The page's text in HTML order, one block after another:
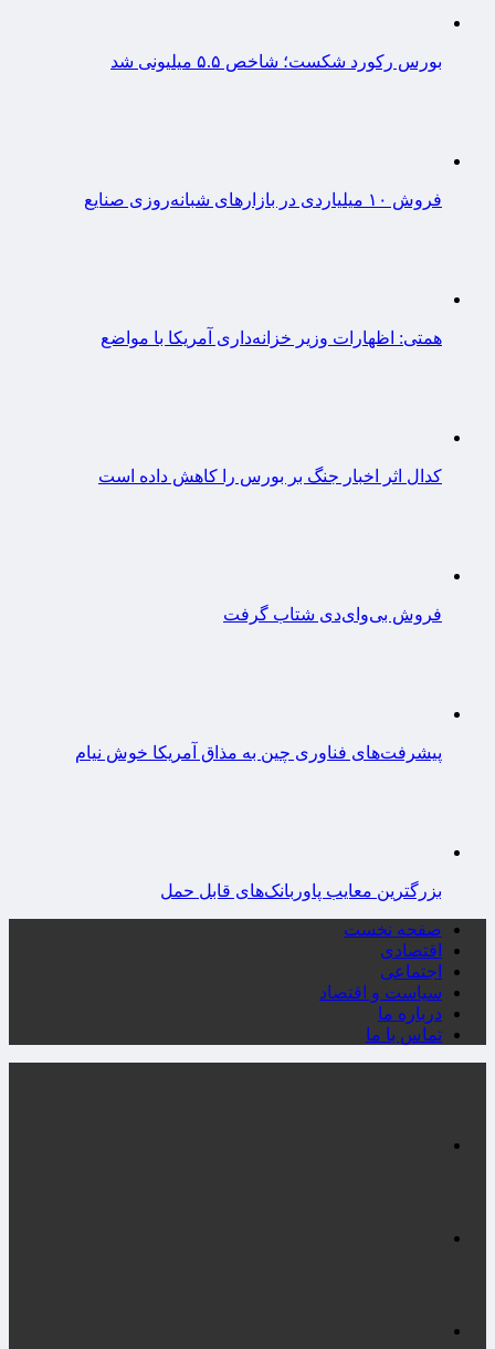
بورس رکورد شکست؛ شاخص ۵.۵ میلیونی شد
فروش ۱۰ میلیاردی در بازارهای شبانه‌روزی صنایع
همتی: اظهارات وزیر خزانه‌داری آمریکا با مواضع
کدال اثر اخبار جنگ بر بورس را کاهش داده است
فروش بی‌وای‌دی شتاب گرفت
پیشرفت‌های فناوری چین به مذاق آمریکا خوش نیام
بزرگترین معایب پاوربانک‌های قابل حمل
صفحه نخست
اقتصادی
اجتماعی
سیاست و اقتصاد
درباره ما
تماس با ما